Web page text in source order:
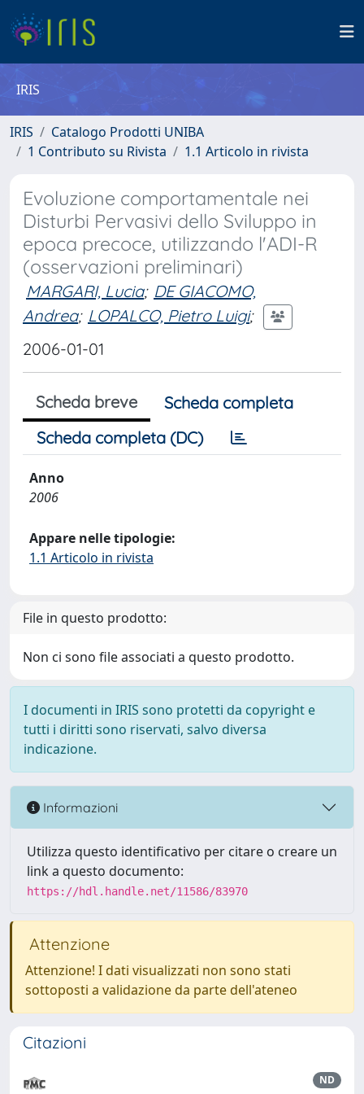
IRIS
IRIS
Catalogo Prodotti UNIBA
1 Contributo su Rivista
1.1 Articolo in rivista
Evoluzione comportamentale nei
Disturbi Pervasivi dello Sviluppo in
epoca precoce, utilizzando l'ADI-R
(osservazioni preliminari)
MARGARI, Lucia; DE GIACOMO,
Andrea; LOPALCO, Pietro Luigi;
2006-01-01
Scheda breve
Scheda completa
Scheda completa (DC)
Anno
2006
Appare nelle tipologie:
1.1 Articolo in rivista
File in questo prodotto:
Non ci sono file associati a questo prodotto.
I documenti in IRIS sono protetti da copyright e
tutti i diritti sono riservati, salvo diversa
indicazione.
Informazioni
Utilizza questo identificativo per citare o creare un
link a questo documento:
https://hdl.handle.net/11586/83970
Attenzione
Attenzione! I dati visualizzati non sono stati
sottoposti a validazione da parte dell'ateneo
Citazioni
ND